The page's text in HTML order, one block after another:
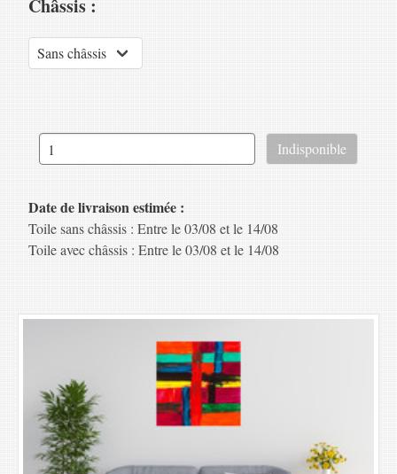
Châssis :
Date de livraison estimée :
Toile sans châssis : Entre le 03/08 et le 14/08
Toile avec châssis : Entre le 03/08 et le 14/08